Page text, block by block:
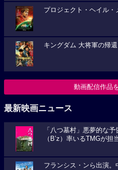
プロジェクト・ヘイル・
キングダム 大将軍の帰還
動画配信作品
最新映画ニュース
「八つ墓村」悪夢的な
（B’z）率いるTMGが担
フランシス・ンら出演